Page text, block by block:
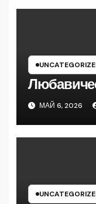
МАЙ 6, 2026